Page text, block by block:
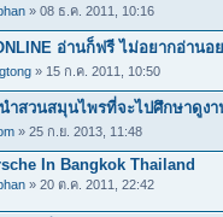
» 08 ธ.ค. 2011, 10:16
อ่านก็ฟรี ไม่อยากอ่านอ
» 15 ก.ค. 2011, 10:50
ำสวนสมุนไพรที่จะไปศึกษาดูง
» 25 ก.ย. 2013, 11:48
In Bangkok Thailand
» 20 ต.ค. 2011, 22:42